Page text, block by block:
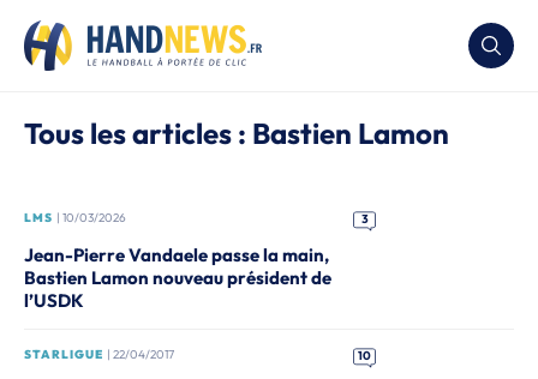
Tous les articles : Bastien Lamon
LMS | 10/03/2026 3
Jean-Pierre Vandaele passe la main,
Bastien Lamon nouveau président de
l’USDK
STARLIGUE | 22/04/2017 10